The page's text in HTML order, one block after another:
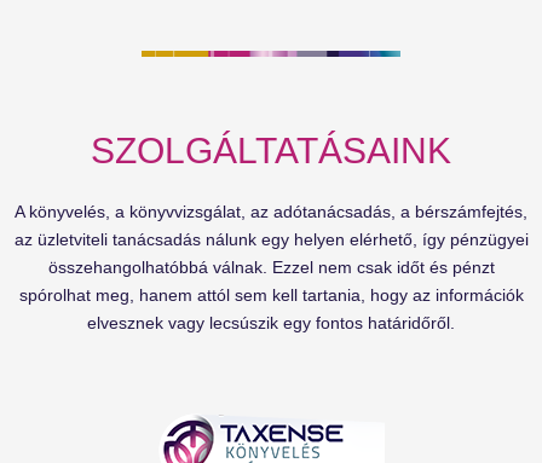
SZOLGÁLTATÁSAINK
A könyvelés, a könyvvizsgálat, az adótanácsadás, a bérszámfejtés,
az üzletviteli tanácsadás nálunk egy helyen elérhető, így pénzügyei
összehangolhatóbbá válnak. Ezzel nem csak időt és pénzt
spórolhat meg, hanem attól sem kell tartania, hogy az információk
elvesznek vagy lecsúszik egy fontos határidőről.